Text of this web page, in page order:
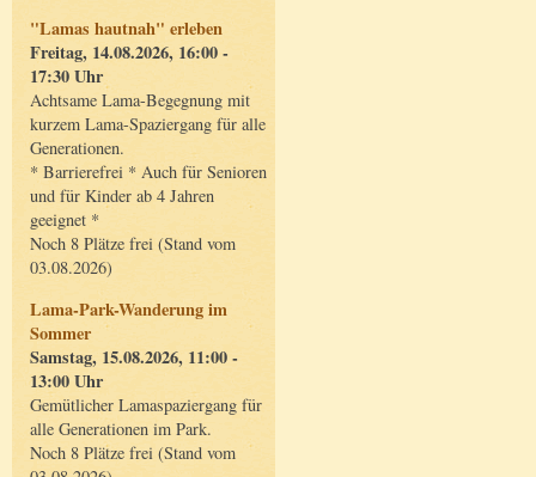
"Lamas hautnah" erleben
Freitag, 14.08.2026, 16:00 -
17:30 Uhr
Achtsame Lama-Begegnung mit
kurzem Lama-Spaziergang für alle
Generationen.
* Barrierefrei * Auch für Senioren
und für Kinder ab 4 Jahren
geeignet *
Noch 8 Plätze frei (Stand vom
03.08.2026)
Lama-Park-Wanderung im
Sommer
Samstag, 15.08.2026, 11:00 -
13:00 Uhr
Gemütlicher Lamaspaziergang für
alle Generationen im Park.
Noch 8 Plätze frei (Stand vom